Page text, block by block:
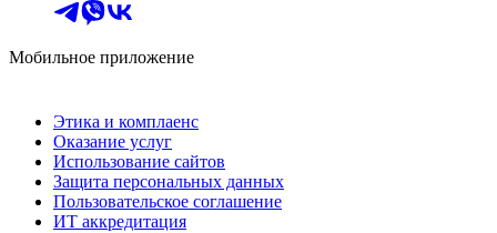
Мобильное приложение
Этика и комплаенс
Оказание услуг
Использование сайтов
Защита персональных данных
Пользовательское соглашение
ИТ аккредитация